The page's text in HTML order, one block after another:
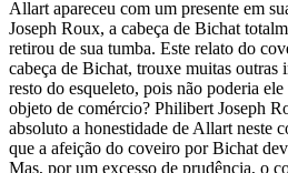
Allart apareceu com um presente em
Joseph Roux, a cabeça de Bichat
retirou de sua tumba. Este relato do
cabeça de Bichat, trouxe muitas outras
resto do esqueleto, pois não poderia
objeto de comércio? Philibert Joseph
absoluto a honestidade de Allart neste
que a afeição do coveiro por Bichat
Mas, por um excesso de prudência, o